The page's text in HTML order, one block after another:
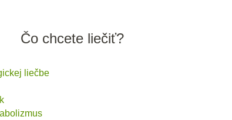
Čo chcete liečiť?
liečbe